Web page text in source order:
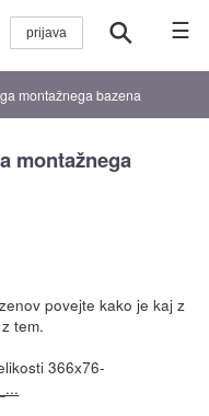
☰
montažnega bazena
montažnega
povejte kako je kaj z
tem.
366x76-